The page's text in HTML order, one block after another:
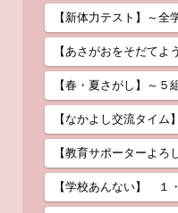
【新体力テスト】～
【あさがおをそだて
【春・夏さがし】～５
【なかよし交流タイ
【教育サポーターよ
【学校あんない】 １